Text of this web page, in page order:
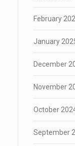
February
January
December
November
October
September